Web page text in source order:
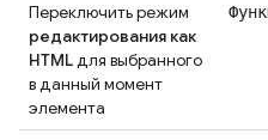
Переключить режим
редактирования как
HTMLдля выбранного
в данный момент
элемента